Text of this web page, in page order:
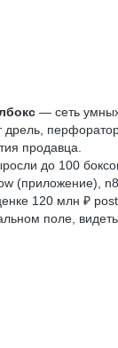
— сеть
продавца.
до 100
(приложение),
120 млн ₽
поле,